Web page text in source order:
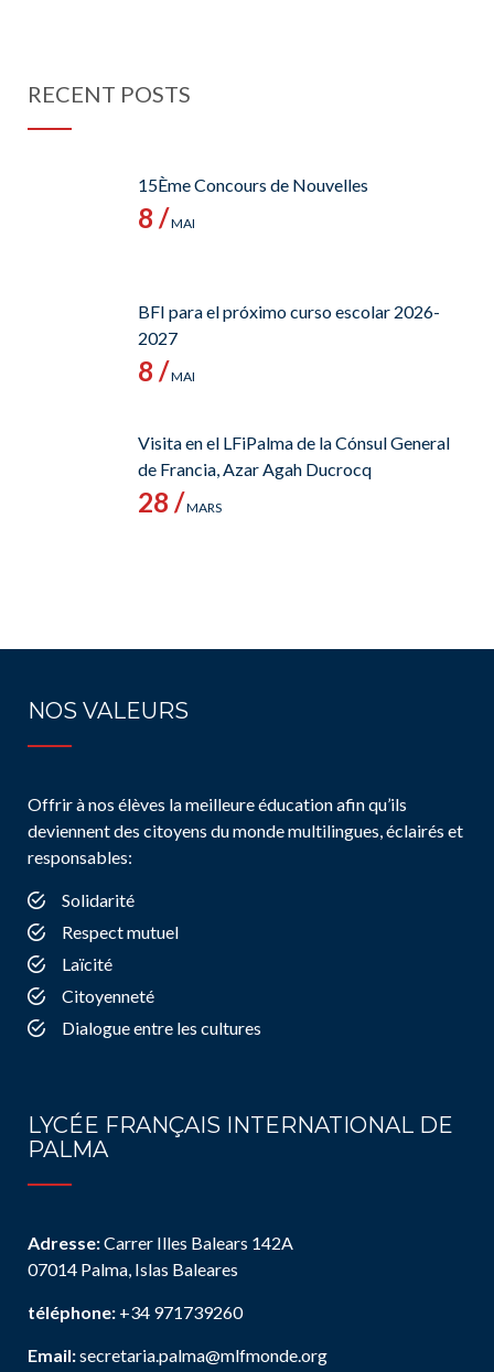
RECENT POSTS
15Ème Concours de Nouvelles
8 /MAI
BFI para el próximo curso escolar 2026-
2027
8 /MAI
Visita en el LFiPalma de la Cónsul General
de Francia, Azar Agah Ducrocq
28 /MARS
NOS VALEURS
Offrir à nos élèves la meilleure éducation afin qu’ils
deviennent des citoyens du monde multilingues, éclairés et
responsables:
Solidarité
Respect mutuel
Laïcité
Citoyenneté
Dialogue entre les cultures
LYCÉE FRANÇAIS INTERNATIONAL DE
PALMA
Adresse:Carrer Illes Balears 142A
07014 Palma, Islas Baleares
téléphone: +34 971739260
Email:secretaria.palma@mlfmonde.org